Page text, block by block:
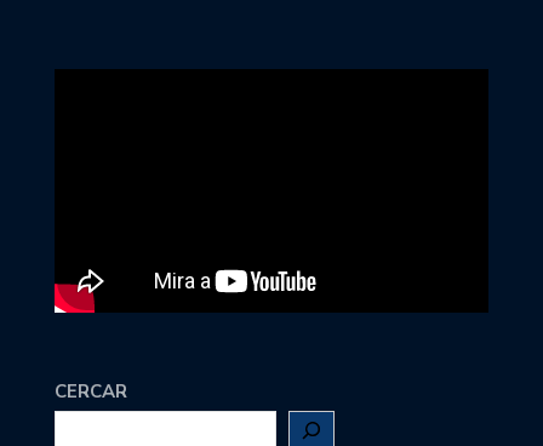
CERCAR